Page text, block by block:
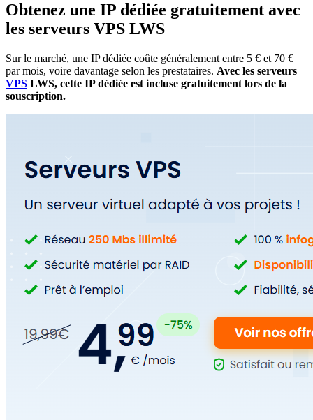
Obtenez une IP dédiée gratuitement avec
les serveurs VPS LWS
Sur le marché, une IP dédiée coûte généralement entre 5 € et 70 €
par mois, voire davantage selon les prestataires. Avec les serveurs
VPS LWS, cette IP dédiée est incluse gratuitement lors de la
souscription.